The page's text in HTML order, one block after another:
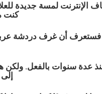
الإنترنت لمسة جديدة
كنت
فستعرف أن غرف دردشة
عدة سنوات بالفعل.